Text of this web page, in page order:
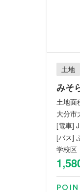
土地
みそ
土地面
大分市
[電車]
[バス]
学校区